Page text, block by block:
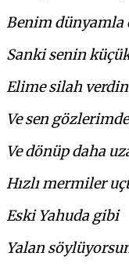
Benim dünyamla
Sanki senin
Elime silah verdin
Ve sen
Ve dönüp daha
Hızlı mermiler
Eski Yahuda gibi
Yalan